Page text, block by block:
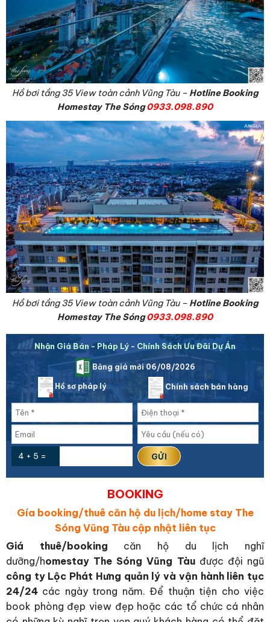
Hồ bơi tầng 35 View toàn cảnh Vũng Tàu – Hotline Booking
Homestay The Sóng0933.098.890
Hồ bơi tầng 35 View toàn cảnh Vũng Tàu – Hotline Booking
Homestay The Sóng0933.098.890
Nhận Giá Bán - Pháp Lý - Chính Sách Ưu Đãi Dự Án
Bảng giá mới 06/08/2026
Hồ sơ pháp lý Chính sách bán hàng
4 + 5 =
BOOKING
Gía booking/thuê căn hộ du lịch/home stay The
Sóng Vũng Tàu cập nhật liên tục
Giá thuê/booking căn hộ du lịch nghĩ
dưỡng/homestay The Sóng Vũng Tàuđược đội ngũ
công ty Lộc Phát Hưng quản lý và vận hành liên tục
24/24 các ngày trong năm. Để thuận tiện cho việc
book phòng đẹp view đẹp hoặc các tổ chức cá nhân